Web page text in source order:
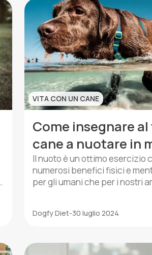
VITA CON UN CANE
Come insegnare
cane a nuotare in
sicuro
Il nuoto è un ottimo esercizio
numerosi benefici fisici e
per gli umani che per i nostri
cane, nuotare può aiutare a
muscoli e offrire un sollievo
rinfrescante nei giorni caldi.
Dogfy Diet-30 luglio 2024